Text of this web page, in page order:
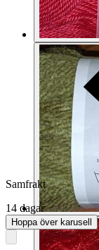
Samfrakt
14 dagar
Hoppa över karusell